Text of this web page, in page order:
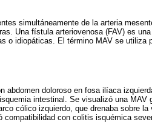
simultáneamente de la arteria
Una fístula arteriovenosa (FAV) es
o idiopáticas. El término MAV se utiliza
abdomen doloroso en fosa ilíaca
intestinal. Se visualizó una MAV
cólico izquierdo, que drenaba sobre
con colitis isquémica